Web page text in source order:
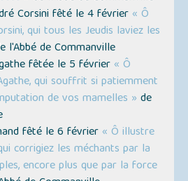
Corsini fêté le 4 février « Ô
qui tous les Jeudis laviez les
l'Abbé de Commanville
fêtée le 5 février « Ô
qui souffrit si patiemment
de vos mamelles » de
fêté le 6 février « Ô illustre
corrigiez les méchants par la
encore plus que par la force